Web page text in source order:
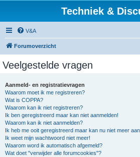
Techniek &
V&A
Forumoverzicht
Veelgestelde vragen
Aanmeld- en registratievragen
Waarom moet ik me registreren?
Wat is COPPA?
Waarom kan ik niet registreren?
Ik ben geregistreerd maar kan niet aanmelden!
Waarom kan ik niet aanmelden?
Ik heb me ooit geregistreerd maar kan nu niet meer
Ik weet mijn wachtwoord niet meer!
Waarom word ik automatisch afgemeld?
Wat doet "verwijder alle forumcookies"?